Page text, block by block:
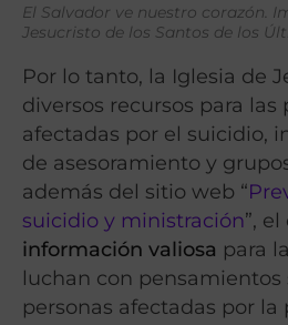
El Salvador ve nuestro corazón.
Jesucristo de los Santos de los
Por lo tanto, la Iglesia de
diversos recursos para las
afectadas por el suicidio,
de asesoramiento y
además del sitio web “
suicidio y ministración”,
información valiosa para
luchan con pensamientos
personas afectadas por la